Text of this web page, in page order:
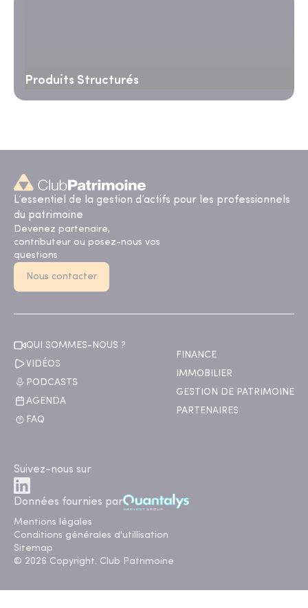
Produits Structurés
L’essentiel de la gestion d’actifs pour les professionnels
du patrimoine
Devenez partenaire,
contributeur ou posez-nous vos
questions
Nous contacter
QUI SOMMES-NOUS ?
VIDÉOS
PODCASTS
AGENDA
FAQ
FINANCE
IMMOBILIER
GESTION DE PATRIMOINE
PARTENAIRES
Suivez-nous sur
Données fournies par
Mentions légales
Conditions générales d'utillisation
Sitemap
© 2026 Copyright. Club Patrimoine